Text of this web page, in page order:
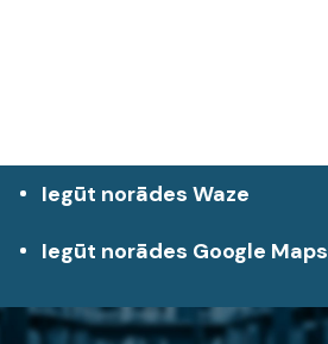
Iegūt norādes Waze
Iegūt norādes Google Maps